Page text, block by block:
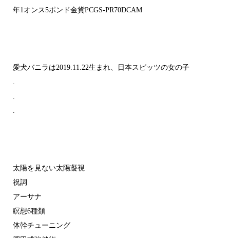
年1オンス5ポンド金貨PCGS-PR70DCAM
愛犬バニラは2019.11.22生まれ、日本スピッツの女の子
.
.
.
太陽を見ない太陽凝視
祝詞
アーサナ
瞑想6種類
体幹チューニング